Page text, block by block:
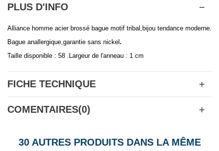
PLUS D'INFO
Alliance homme acier brossé bague motif tribal,bijou tendance moderne.
Bague anallergique,garantie sans nickel .
Taille disponible : 58 .Largeur de l'anneau : 1 cm
FICHE TECHNIQUE
COMENTAIRES(0)
30 AUTRES PRODUITS DANS LA MÊME